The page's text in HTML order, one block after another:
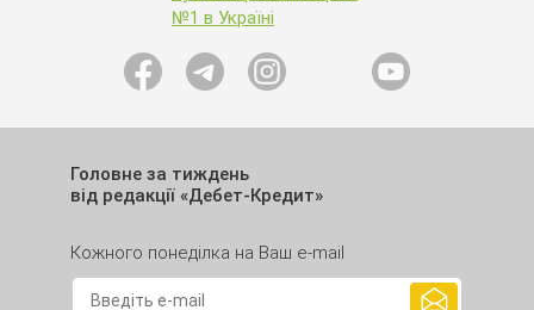
Головне за тиждень
від редакції «Дебет-Кредит»
Кожного понеділка на Ваш e-mail